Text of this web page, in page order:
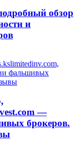
обзор
и
—
брокеров.